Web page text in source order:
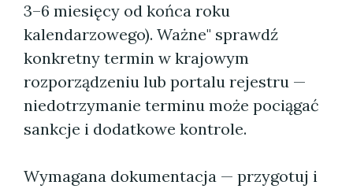
3–6 miesięcy od końca roku
kalendarzowego). Ważne" sprawdź
konkretny termin w krajowym
rozporządzeniu lub portalu rejestru —
niedotrzymanie terminu może pociągać
sankcje i dodatkowe kontrole.
Wymagana dokumentacja — przygotuj i